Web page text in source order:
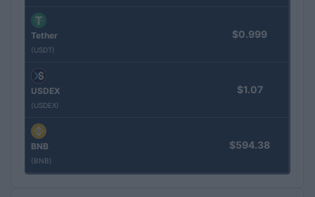
Tether
(USDT)
$0.999
USDEX
(USDEX)
$1.07
BNB
(BNB)
$594.38